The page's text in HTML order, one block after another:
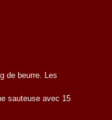
de beurre. Les
sauteuse avec 15